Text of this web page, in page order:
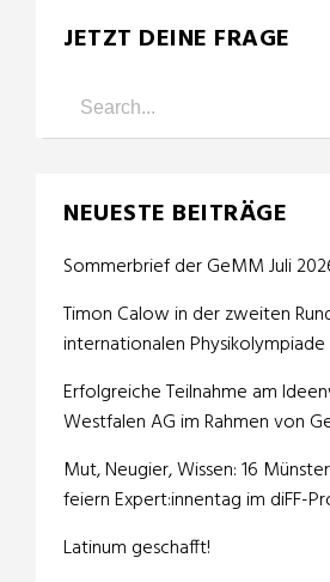
JETZT DEINE FRAGE
NEUESTE BEITRÄGE
Sommerbrief der GeMM Juli
Timon Calow in der zweiten
internationalen Physikolympiade
Erfolgreiche Teilnahme am
Westfalen AG im Rahmen von
Mut, Neugier, Wissen: 16
feiern Expert:innentag im diFF-
Latinum geschafft!